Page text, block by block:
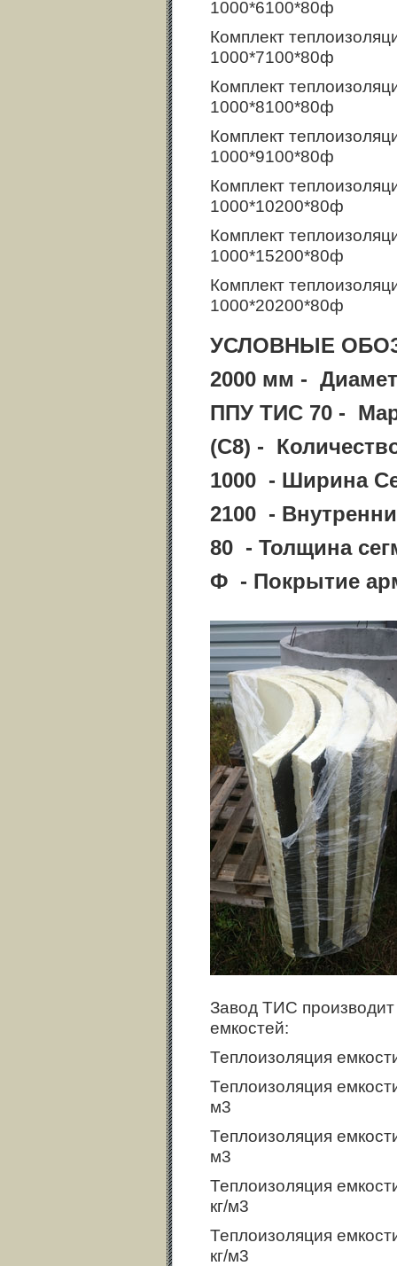
1000*6100*80ф
Комплект
1000*7100*80ф
Комплект
1000*8100*80ф
Комплект
1000*9100*80ф
Комплект
1000*10200*80ф
Комплект
1000*15200*80ф
Комплект
1000*20200*80ф
УСЛОВНЫЕ
2000 мм -
ППУ ТИС 70 -
(С8) -
1000 - Ширина
2100 -
80 - Толщина
Ф - Покрытие
Завод ТИС производит
емкостей:
Теплоизоляция
Теплоизоляция
м3
Теплоизоляция
м3
Теплоизоляция
кг/м3
Теплоизоляция
кг/м3